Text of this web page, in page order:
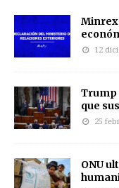
12
Trump
que
25
ONU